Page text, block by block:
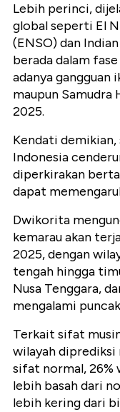
Lebih perinci,
global seperti El
(ENSO) dan
berada dalam
adanya gangguan
maupun Samudra
2025.
Kendati demikian,
Indonesia
diperkirakan
dapat
Dwikorita
kemarau akan
2025, dengan
tengah hingga
Nusa Tenggara,
mengalami
Terkait sifat
wilayah diprediksi
sifat normal, 26%
lebih basah dari
lebih kering dari